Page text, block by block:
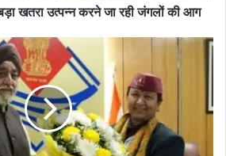
खतरा उत्पन्न करने जा रही जंगलों की आग